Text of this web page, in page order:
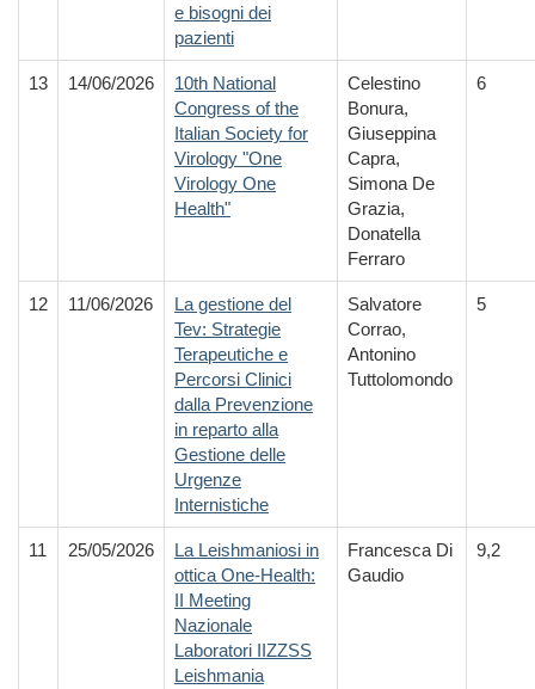
e bisogni dei
pazienti
13 14/06/2026
10th National
Congress of the
Italian Society for
Virology "One
Virology One
Health"
Celestino
Bonura,
Giuseppina
Capra,
Simona De
Grazia,
Donatella
Ferraro
6
12 11/06/2026
La gestione del
Tev: Strategie
Terapeutiche e
Percorsi Clinici
dalla Prevenzione
in reparto alla
Gestione delle
Urgenze
Internistiche
Salvatore
Corrao,
Antonino
Tuttolomondo
5
11 25/05/2026
La Leishmaniosi in
ottica One-Health:
II Meeting
Nazionale
Laboratori IIZZSS
Leishmania
Francesca Di
Gaudio
9,2